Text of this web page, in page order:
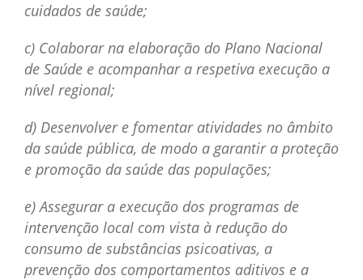
cuidados de saúde;
c) Colaborar na elaboração do Plano Nacional
de Saúde e acompanhar a respetiva execução a
nível regional;
d) Desenvolver e fomentar atividades no âmbito
da saúde pública, de modo a garantir a proteção
e promoção da saúde das populações;
e) Assegurar a execução dos programas de
intervenção local com vista à redução do
consumo de substâncias psicoativas, a
prevenção dos comportamentos aditivos e a